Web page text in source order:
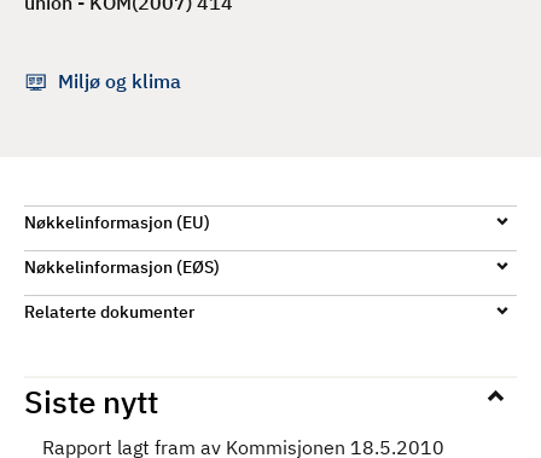
Miljø og klima
Nøkkelinformasjon (EU)
Nøkkelinformasjon (EØS)
Relaterte dokumenter
Siste nytt
Rapport lagt fram av Kommisjonen 18.5.2010